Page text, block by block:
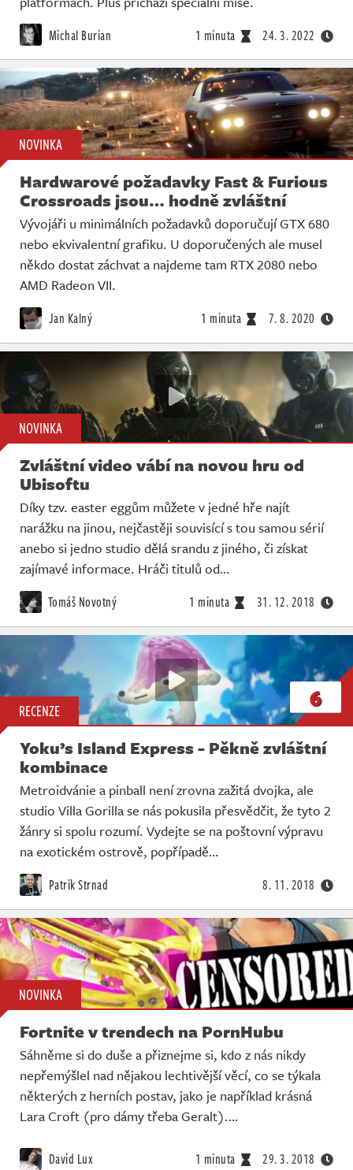
Michal Burian 1 minuta 24. 3. 2022
NOVINKA
Hardwarové požadavky Fast & Furious
Crossroads jsou… hodně zvláštní
Vývojáři u minimálních požadavků doporučují GTX 680
nebo ekvivalentní grafiku. U doporučených ale musel
někdo dostat záchvat a najdeme tam RTX 2080 nebo
AMD Radeon VII.
Jan Kalný 1 minuta 7. 8. 2020
NOVINKA
Zvláštní video vábí na novou hru od
Ubisoftu
Díky tzv. easter eggům můžete v jedné hře najít
narážku na jinou, nejčastěji souvisící s tou samou sérií
anebo si jedno studio dělá srandu z jiného, či získat
zajímavé informace. Hráči titulů od…
Tomáš Novotný 1 minuta 31. 12. 2018
RECENZE 6
Yoku’s Island Express - Pěkně zvláštní
kombinace
Metroidvánie a pinball není zrovna zažitá dvojka, ale
studio Villa Gorilla se nás pokusila přesvědčit, že tyto 2
žánry si spolu rozumí. Vydejte se na poštovní výpravu
na exotickém ostrově, popřípadě…
Patrik Strnad 8. 11. 2018
NOVINKA
Fortnite v trendech na PornHubu
Sáhněme si do duše a přiznejme si, kdo z nás nikdy
nepřemýšlel nad nějakou lechtivější věcí, co se týkala
některých z herních postav, jako je například krásná
Lara Croft (pro dámy třeba Geralt).…
David Lux 1 minuta 29. 3. 2018